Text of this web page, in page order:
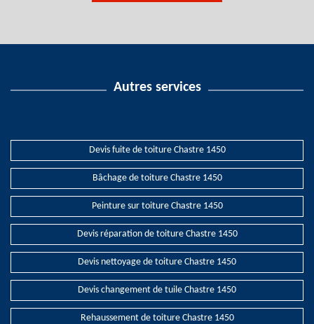
Autres services
Devis fuite de toiture Chastre 1450
Bâchage de toiture Chastre 1450
Peinture sur toiture Chastre 1450
Devis réparation de toiture Chastre 1450
Devis nettoyage de toiture Chastre 1450
Devis changement de tuile Chastre 1450
Rehaussement de toiture Chastre 1450